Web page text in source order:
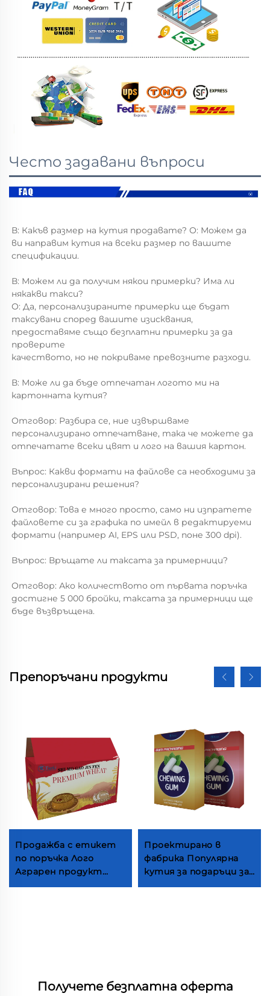
Често задавани въпроси
В: Какъв размер на кутия продавате? О: Можем да
ви направим кутия на всеки размер по вашите
спецификации.
В: Можем ли да получим някои примерки? Има ли
някакви такси?
О: Да, персонализираните примерки ще бъдат
таксувани според вашите изисквания,
предоставяме също безплатни примерки за да
проверите
качеството, но не покриваме превозните разходи.
В: Може ли да бъде отпечатан логото ми на
картонната кутия?
Отговор: Разбира се, ние извършваме
персонализирано отпечатване, така че можете да
отпечатате всеки цвят и лого на вашия картон.
Въпрос: Какви формати на файлове са необходими за
персонализирани решения?
Отговор: Това е много просто, само ни изпратете
файловете си за графика по имейл в редактируеми
формати (например AI, EPS или PSD, поне 300 dpi).
Въпрос: Връщате ли таксата за примерници?
Отговор: Ако количеството от първата поръчка
достигне 5 000 бройки, таксата за примерници ще
бъде възвръщена.
Препоръчани продукти
Продажба с етикет
по поръчка Лого
Аграрен продукт
Проектирано в
фабрика Популярна
кутия за подаръци за
Получете безплатна оферта